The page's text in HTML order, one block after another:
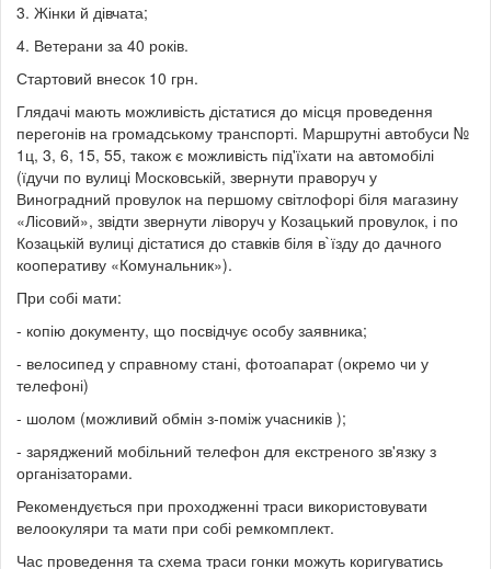
3. Жінки й дівчата;
4. Ветерани за 40 років.
Стартовий внесок 10 грн.
Глядачі мають можливість дістатися до місця проведення
перегонів на громадському транспорті. Маршрутні автобуси №
1ц, 3, 6, 15, 55, також є можливість під'їхати на автомобілі
(їдучи по вулиці Московській, звернути праворуч у
Виноградний провулок на першому світлофорі біля магазину
«Лісовий», звідти звернути ліворуч у Козацький провулок, і по
Козацькій вулиці дістатися до ставків біля в`їзду до дачного
кооперативу «Комунальник»).
При собі мати:
- копію документу, що посвідчує особу заявника;
- велосипед у справному стані, фотоапарат (окремо чи у
телефоні)
- шолом (можливий обмін з-поміж учасників );
- заряджений мобільний телефон для екстреного зв'язку з
організаторами.
Рекомендується при проходженні траси використовувати
велоокуляри та мати при собі ремкомплект.
Час проведення та схема траси гонки можуть коригуватись